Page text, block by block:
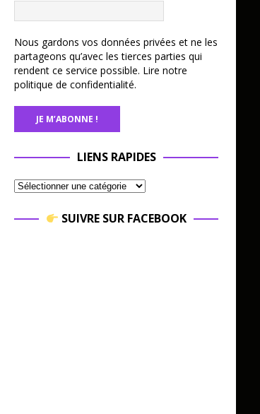
Nous gardons vos données privées et ne les
partageons qu’avec les tierces parties qui
rendent ce service possible. Lire notre
politique de confidentialité.
LIENS RAPIDES
SUIVRE SUR FACEBOOK